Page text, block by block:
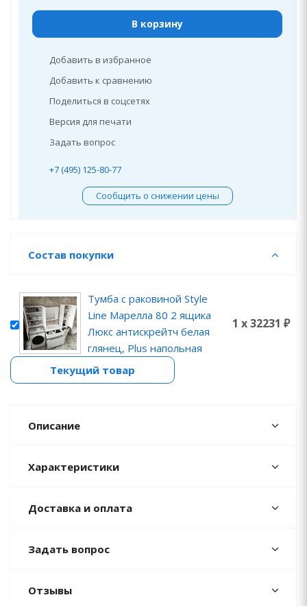
В корзину
Добавить в избранное
Добавить к сравнению
Поделиться в соцсетях
Версия для печати
Задать вопрос
+7 (495) 125-80-77
Сообщить о снижении цены
Состав покупки
Тумба с раковиной Style
Line Марелла 80 2 ящика
Люкс антискрейтч белая
глянец, Plus напольная
1 x 32231 ₽
Текущий товар
Описание
Характеристики
Доставка и оплата
Задать вопрос
Отзывы